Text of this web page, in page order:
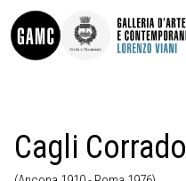
CONTATTI
DIDATTICA
Cagli Corrado